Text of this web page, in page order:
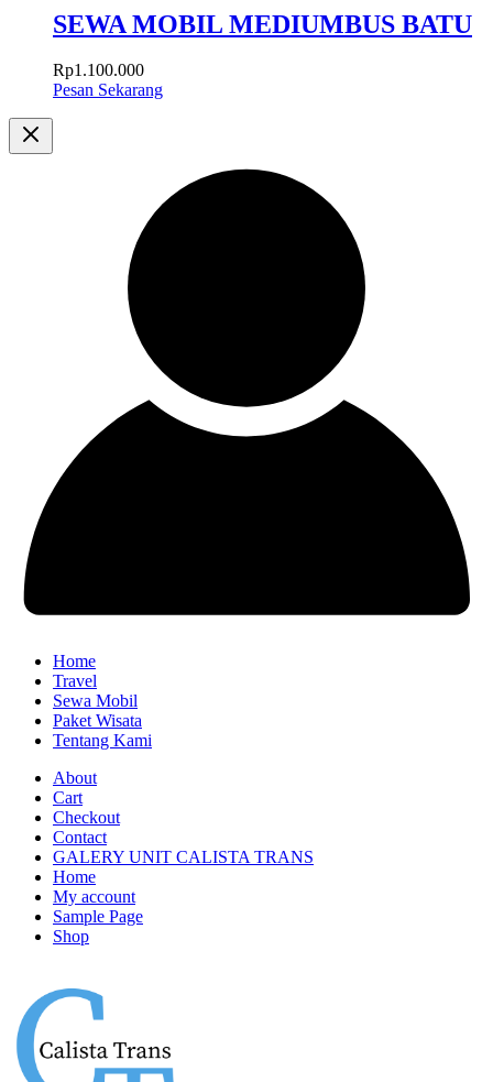
SEWA MOBIL MEDIUMBUS BATU
Rp1.100.000
Pesan Sekarang
Home
Travel
Sewa Mobil
Paket Wisata
Tentang Kami
About
Cart
Checkout
Contact
GALERY UNIT CALISTA TRANS
Home
My account
Sample Page
Shop